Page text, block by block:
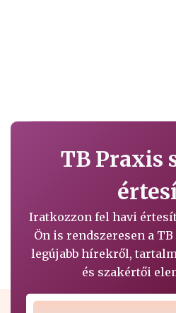
TB Praxis
Iratkozzon fel havi
Ön is rendszeresen a
legújabb hírekről,
és szakértői